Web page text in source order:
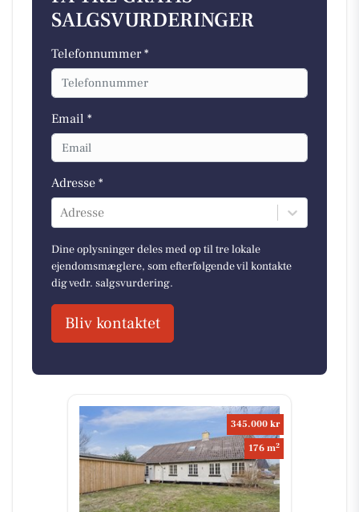
SALGSVURDERINGER
Telefonnummer *
Email *
Adresse *
Adresse
Dine oplysninger deles med op til tre lokale
ejendomsmæglere, som efterfølgende vil kontakte
dig vedr. salgsvurdering.
Bliv kontaktet
345.000 kr
176 m2